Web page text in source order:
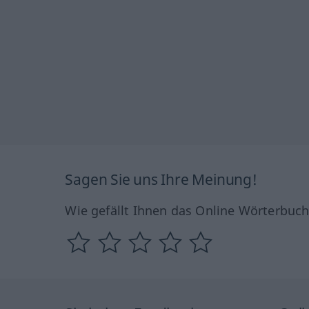
Sagen Sie uns Ihre Meinung!
Wie gefällt Ihnen das Online